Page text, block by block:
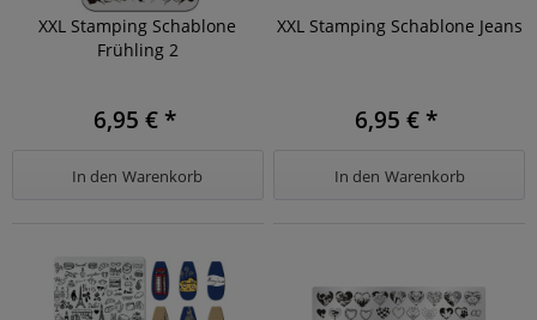
XXL Stamping Schablone
Frühling 2
6,95 € *
In den Warenkorb
XXL Stamping Schablone Jeans
6,95 € *
In den Warenkorb